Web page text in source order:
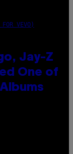
VEVO)
Jay-Z
One of